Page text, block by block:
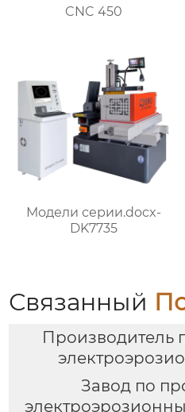
CNC 450
Модели серии.docx-
DK7735
Связанный
Производитель
Завод по